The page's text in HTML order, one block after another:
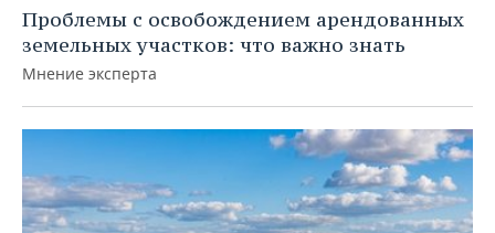
Проблемы с освобождением арендованных
земельных участков: что важно знать
Мнение эксперта